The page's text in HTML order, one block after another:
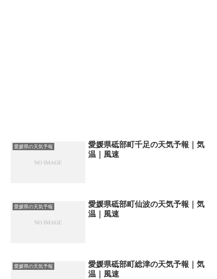
愛媛県の天気予報
愛媛県砥部町千足の天気予報｜気
温｜風速
愛媛県の天気予報
愛媛県砥部町仙波の天気予報｜気
温｜風速
愛媛県の天気予報
愛媛県砥部町総津の天気予報｜気
温｜風速